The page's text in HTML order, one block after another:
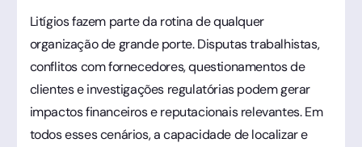
Litígios fazem parte da rotina de qualquer
organização de grande porte. Disputas trabalhistas,
conflitos com fornecedores, questionamentos de
clientes e investigações regulatórias podem gerar
impactos financeiros e reputacionais relevantes. Em
todos esses cenários, a capacidade de localizar e